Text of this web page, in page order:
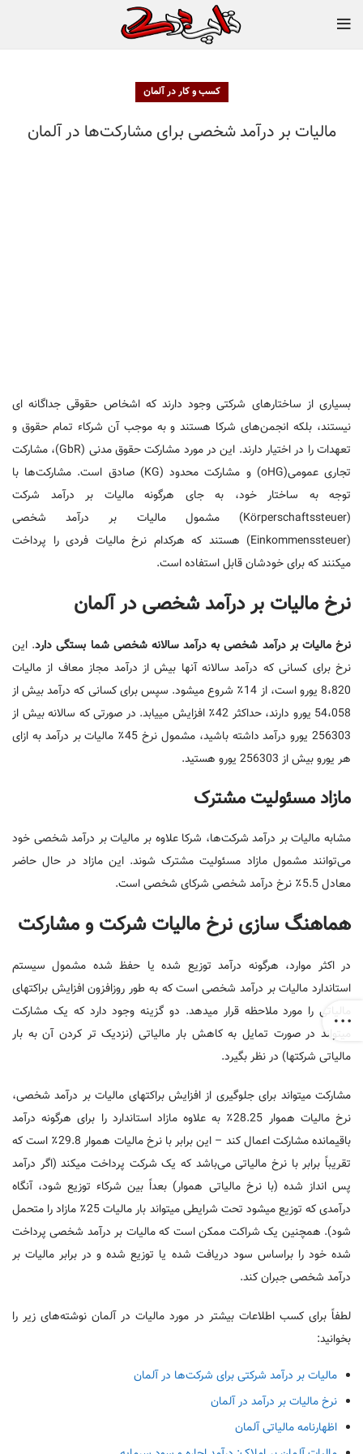
کسب و کار در آلمان
مالیات بر درآمد شخصی برای مشارکت‌ها در آلمان
بسیاری از ساختارهای شرکتی وجود دارند که اشخاص حقوقی جداگانه ای
نیستند، بلکه انجمن‌های شرکا هستند و به موجب آن شرکاء تمام حقوق و
تعهدات را در اختیار دارند. این در مورد مشارکت حقوق مدنی (GbR)، مشارکت
تجاری عمومی‌(oHG) و مشارکت محدود (KG) صادق است. مشارکت‌ها با
توجه به ساختار خود، به جای هرگونه مالیات بر درآمد شرکت
(Körperschaftssteuer) مشمول مالیات بر درآمد شخصی
(Einkommenssteuer) هستند که هرکدام نرخ مالیات فردی را پرداخت
میکنند که برای خودشان قابل استفاده است.
نرخ مالیات بر درآمد شخصی در آلمان
نرخ مالیات بر درآمد شخصی به درآمد سالانه شخصی شما بستگی دارد. این
نرخ برای کسانی که درآمد سالانه آنها بیش از درآمد مجاز معاف از مالیات
8،820 یورو است، از 14٪ شروع میشود. سپس برای کسانی که درآمد بیش از
54،058 یورو دارند، حداکثر 42٪ افزایش مییابد. در صورتی که سالانه بیش از
256303 یورو درآمد داشته باشید، مشمول نرخ 45٪ مالیات بر درآمد به ازای
هر یورو بیش از 256303 یورو هستید.
مازاد مسئولیت مشترک
مشابه مالیات بر درآمد شرکت‌ها، شرکا علاوه بر مالیات بر درآمد شخصی خود
می‌توانند مشمول مازاد مسئولیت مشترک شوند. این مازاد در حال حاضر
معادل 5.5٪ نرخ درآمد شخصی شرکای شخصی است.
هماهنگ سازی نرخ مالیات شرکت و مشارکت
در اکثر موارد، هرگونه درآمد توزیع شده یا حفظ شده مشمول سیستم
استاندارد مالیات بر درآمد شخصی است که به طور روزافزون افزایش براکتهای
مالیاتی را مورد ملاحظه قرار میدهد. دو گزینه وجود دارد که یک مشارکت
میتواند در صورت تمایل به کاهش بار مالیاتی (نزدیک تر کردن آن به بار
مالیاتی شرکتها) در نظر بگیرد.
مشارکت میتواند برای جلوگیری از افزایش براکتهای مالیات بر درآمد شخصی،
نرخ مالیات هموار 28.25٪ به علاوه مازاد استاندارد را برای هرگونه درآمد
باقیمانده مشارکت اعمال کند – این برابر با نرخ مالیات هموار 29.8٪ است که
تقریباً برابر با نرخ مالیاتی می‌باشد که یک شرکت پرداخت میکند (اگر درآمد
پس انداز شده (با نرخ مالیاتی هموار) بعداً بین شرکاء توزیع شود، آنگاه
درآمدی که توزیع میشود تحت شرایطی میتواند بار مالیات 25٪ مازاد را متحمل
شود). همچنین یک شراکت ممکن است که مالیات بر درآمد شخصی پرداخت
شده خود را براساس سود دریافت شده یا توزیع شده و در برابر مالیات بر
درآمد شخصی جبران کند.
لطفاً برای کسب اطلاعات بیشتر در مورد مالیات در آلمان نوشته‌های زیر را
بخوانید:
مالیات بر درآمد شرکتی برای شرکت‌ها در آلمان
نرخ مالیات بر درآمد در آلمان
اظهارنامه مالیاتی آلمان